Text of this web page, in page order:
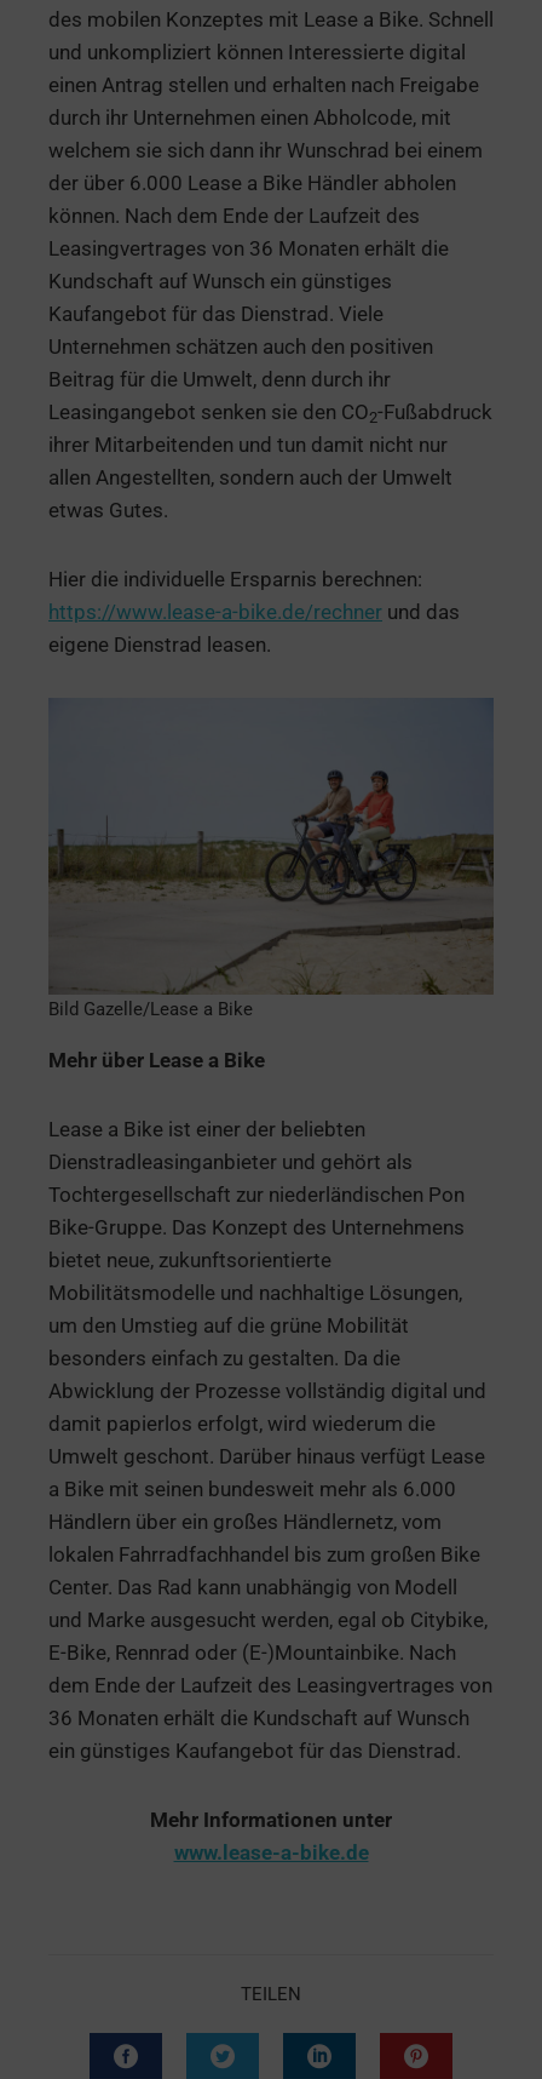
des mobilen Konzeptes mit Lease a Bike. Schnell
und unkompliziert können Interessierte digital
einen Antrag stellen und erhalten nach Freigabe
durch ihr Unternehmen einen Abholcode, mit
welchem sie sich dann ihr Wunschrad bei einem
der über 6.000 Lease a Bike Händler abholen
können. Nach dem Ende der Laufzeit des
Leasingvertrages von 36 Monaten erhält die
Kundschaft auf Wunsch ein günstiges
Kaufangebot für das Dienstrad. Viele
Unternehmen schätzen auch den positiven
Beitrag für die Umwelt, denn durch ihr
Leasingangebot senken sie den CO2-Fußabdruck
ihrer Mitarbeitenden und tun damit nicht nur
allen Angestellten, sondern auch der Umwelt
etwas Gutes.
Hier die individuelle Ersparnis berechnen:
https://www.lease-a-bike.de/rechner und das
eigene Dienstrad leasen.
Bild Gazelle/Lease a Bike
Mehr über Lease a Bike
Lease a Bike ist einer der beliebten
Dienstradleasinganbieter und gehört als
Tochtergesellschaft zur niederländischen Pon
Bike-Gruppe. Das Konzept des Unternehmens
bietet neue, zukunftsorientierte
Mobilitätsmodelle und nachhaltige Lösungen,
um den Umstieg auf die grüne Mobilität
besonders einfach zu gestalten. Da die
Abwicklung der Prozesse vollständig digital und
damit papierlos erfolgt, wird wiederum die
Umwelt geschont. Darüber hinaus verfügt Lease
a Bike mit seinen bundesweit mehr als 6.000
Händlern über ein großes Händlernetz, vom
lokalen Fahrradfachhandel bis zum großen Bike
Center. Das Rad kann unabhängig von Modell
und Marke ausgesucht werden, egal ob Citybike,
E-Bike, Rennrad oder (E-)Mountainbike. Nach
dem Ende der Laufzeit des Leasingvertrages von
36 Monaten erhält die Kundschaft auf Wunsch
ein günstiges Kaufangebot für das Dienstrad.
Mehr Informationen unter
www.lease-a-bike.de
TEILEN